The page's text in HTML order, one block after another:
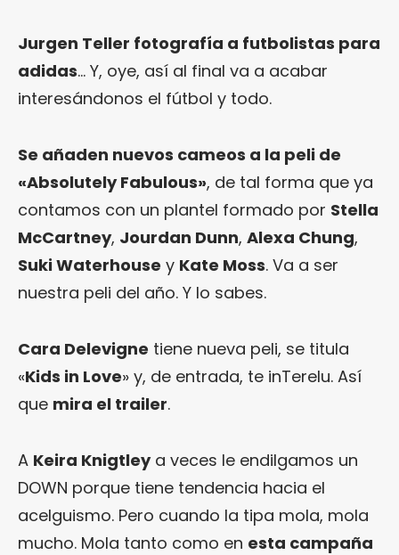
Jurgen Teller fotografía a futbolistas para
adidas… Y, oye, así al final va a acabar
interesándonos el fútbol y todo.
Se añaden nuevos cameos a la peli de
«Absolutely Fabulous», de tal forma que ya
contamos con un plantel formado por Stella
McCartney, Jourdan Dunn, Alexa Chung,
Suki Waterhouse y Kate Moss. Va a ser
nuestra peli del año. Y lo sabes.
Cara Delevigne tiene nueva peli, se titula
«Kids in Love» y, de entrada, te inTerelu. Así
que mira el trailer.
A Keira Knigtleya veces le endilgamos un
DOWN porque tiene tendencia hacia el
acelguismo. Pero cuando la tipa mola, mola
mucho. Mola tanto como en esta campaña